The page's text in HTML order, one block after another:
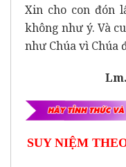
Xin cho con đón
không như ý. Và
như Chúa vì Chúa
SUY NIỆM